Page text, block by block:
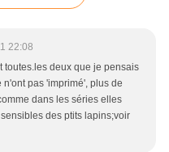
22:08
toutes.les deux que je pensais
pas 'imprimé', plus de
dans les séries elles
des ptits lapins;voir